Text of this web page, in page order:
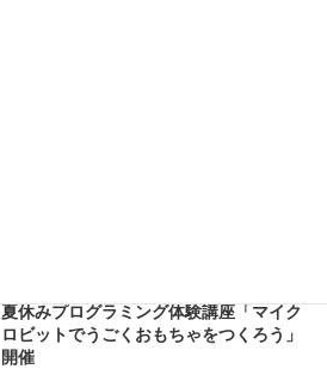
夏休みプログラミング体験講座「マイク
ロビットでうごくおもちゃをつくろう」
開催